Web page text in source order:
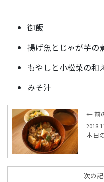
御飯
揚げ魚とじゃが芋の
もやしと小松菜の和
みそ汁
← 前
本日
次の